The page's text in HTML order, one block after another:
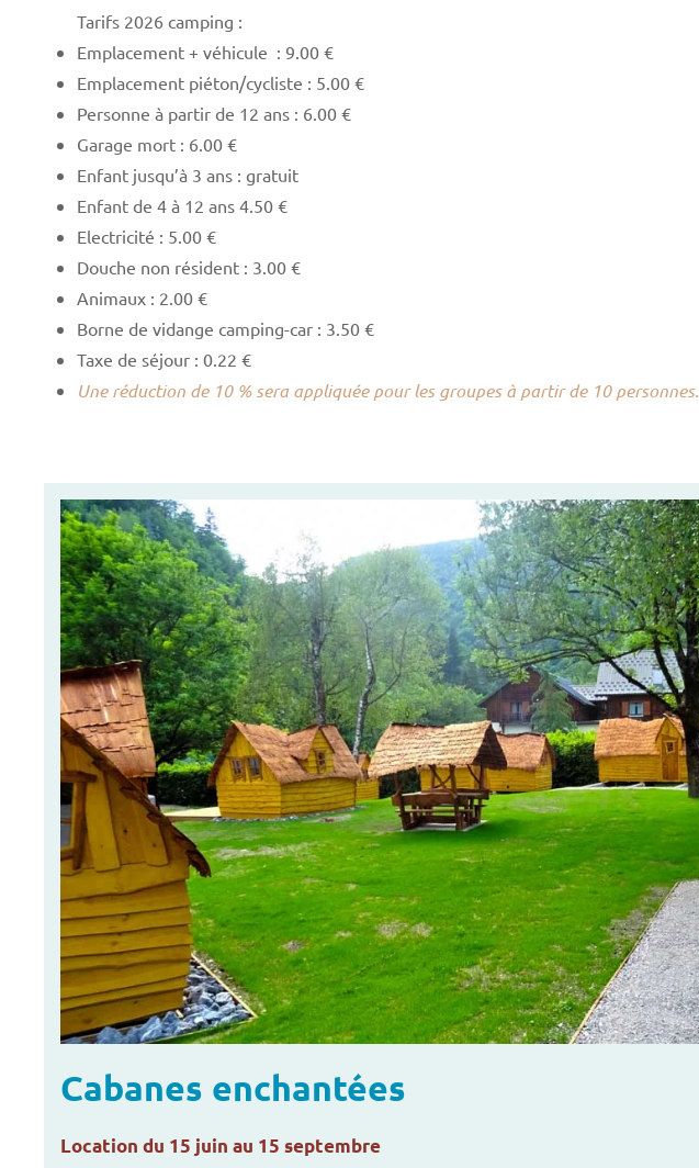
Tarifs 2026 camping :
Emplacement + véhicule : 9.00 €
Emplacement piéton/cycliste : 5.00 €
Personne à partir de 12 ans : 6.00 €
Garage mort : 6.00 €
Enfant jusqu’à 3 ans : gratuit
Enfant de 4 à 12 ans 4.50 €
Electricité : 5.00 €
Douche non résident : 3.00 €
Animaux : 2.00 €
Borne de vidange camping-car : 3.50 €
Taxe de séjour : 0.22 €
Une réduction de 10 % sera appliquée pour les groupes à partir de 10 personnes.
Cabanes enchantées
Location du 15 juin au 15 septembre